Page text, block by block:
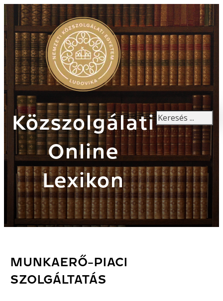
Közszolgálati
Online
Lexikon
Keresés
MUNKAERŐ-PIACI
SZOLGÁLTATÁS